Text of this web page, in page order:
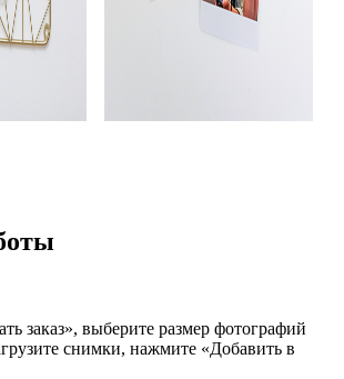
заказ», выберите размер фотографий
снимки, нажмите «Добавить в